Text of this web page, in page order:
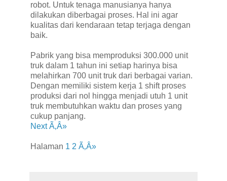
robot. Untuk tenaga manusianya hanya
dilakukan diberbagai proses. Hal ini agar
kualitas dari kendaraan tetap terjaga dengan
baik.
Pabrik yang bisa memproduksi 300.000 unit
truk dalam 1 tahun ini setiap harinya bisa
melahirkan 700 unit truk dari berbagai varian.
Dengan memiliki sistem kerja 1 shift proses
produksi dari nol hingga menjadi utuh 1 unit
truk membutuhkan waktu dan proses yang
cukup panjang.
Next Ã‚Â»
Halaman 1 2 Ã‚Â»